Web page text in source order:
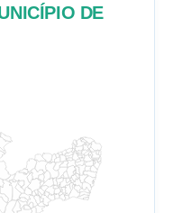
DE